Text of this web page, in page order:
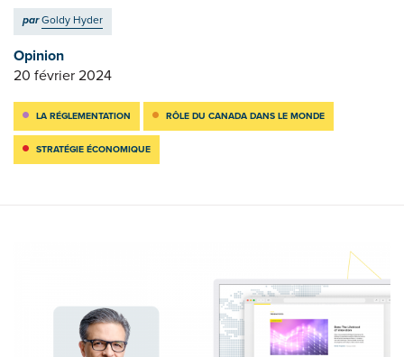
parGoldy Hyder
Opinion
20 février 2024
LA RÉGLEMENTATION RÔLE DU CANADA DANS LE MONDE
STRATÉGIE ÉCONOMIQUE